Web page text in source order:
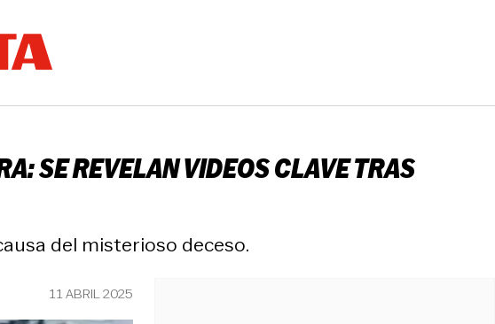
SE REVELAN VIDEOS CLAVE TRAS
del misterioso deceso.
11 ABRIL 2025